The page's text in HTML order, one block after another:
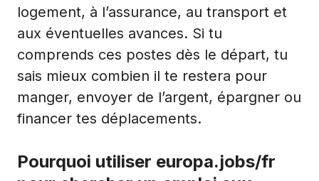
logement, à l’assurance, au transport et
aux éventuelles avances. Si tu
comprends ces postes dès le départ, tu
sais mieux combien il te restera pour
manger, envoyer de l’argent, épargner ou
financer tes déplacements.
Pourquoi utiliser europa.jobs/fr